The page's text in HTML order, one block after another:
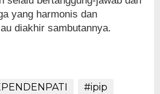
yang harmonis dan
diakhir sambutannya.
#ipip